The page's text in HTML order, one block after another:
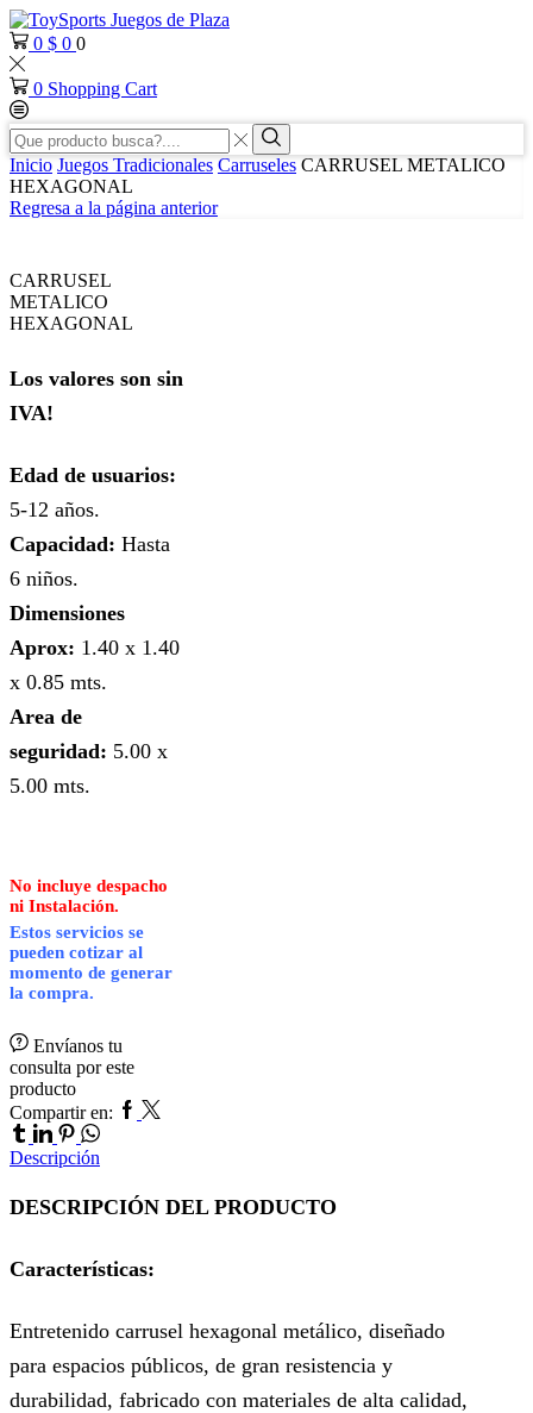
0 $ 0 0
0 Shopping Cart
Search
input
Search
Inicio Juegos Tradicionales Carruseles CARRUSEL METALICO
HEXAGONAL
Regresa a la página anterior
CARRUSEL
METALICO
HEXAGONAL
Los valores son sin
IVA!
Edad de usuarios:
5-12 años.
Capacidad: Hasta
6 niños.
Dimensiones
Aprox: 1.40 x 1.40
x 0.85 mts.
Area de
seguridad: 5.00 x
5.00 mts.
No incluye despacho
ni Instalación.
Estos servicios se
pueden cotizar al
momento de generar
la compra.
Envíanos tu
consulta por este
producto
Compartir en: Facebook
Twitter
Linkedin
Pinterest
Whatsapp
Descripción
DESCRIPCIÓN DEL PRODUCTO
Características:
Entretenido carrusel hexagonal metálico, diseñado
para espacios públicos, de gran resistencia y
durabilidad, fabricado con materiales de alta calidad,